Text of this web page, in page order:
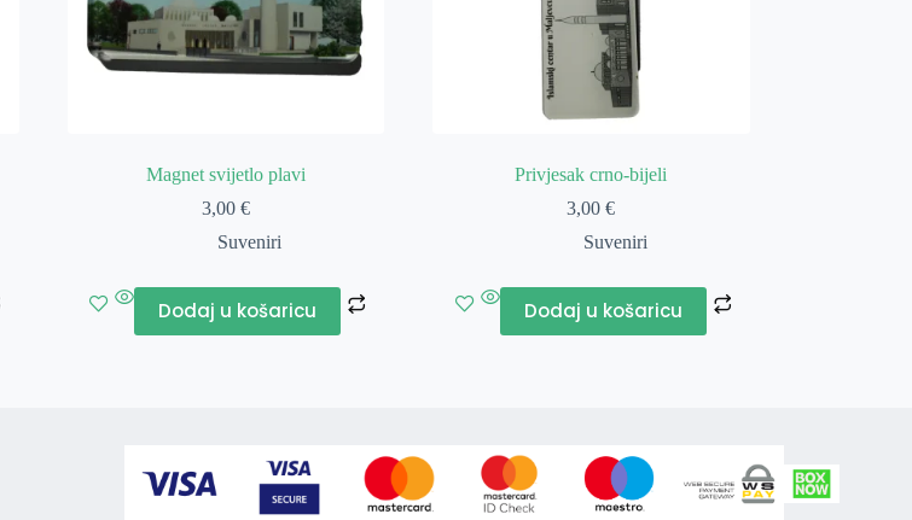
Magnet svijetlo plavi
3,00 €
Suveniri
Dodaj u košaricu
Privjesak crno-bijeli
3,00€
Suveniri
Dodaj u košaricu